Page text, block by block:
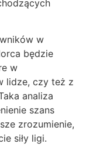
w
będzie
w
lidze, czy też z
analiza
szans
zrozumienie,
siły ligi.